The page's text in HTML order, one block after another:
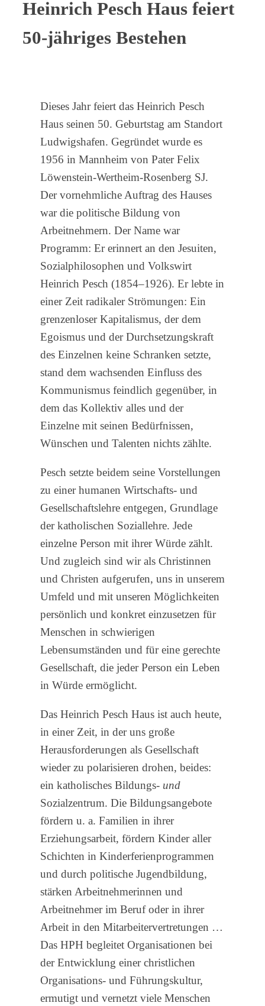
Heinrich Pesch Haus feiert
50-jähriges Bestehen
Dieses Jahr feiert das Heinrich Pesch
Haus seinen 50. Geburtstag am Standort
Ludwigshafen. Gegründet wurde es
1956 in Mannheim von Pater Felix
Löwenstein-Wertheim-Rosenberg SJ.
Der vornehmliche Auftrag des Hauses
war die politische Bildung von
Arbeitnehmern. Der Name war
Programm: Er erinnert an den Jesuiten,
Sozialphilosophen und Volkswirt
Heinrich Pesch (1854–1926). Er lebte in
einer Zeit radikaler Strömungen: Ein
grenzenloser Kapitalismus, der dem
Egoismus und der Durchsetzungskraft
des Einzelnen keine Schranken setzte,
stand dem wachsenden Einfluss des
Kommunismus feindlich gegenüber, in
dem das Kollektiv alles und der
Einzelne mit seinen Bedürfnissen,
Wünschen und Talenten nichts zählte.
Pesch setzte beidem seine Vorstellungen
zu einer humanen Wirtschafts- und
Gesellschaftslehre entgegen, Grundlage
der katholischen Soziallehre. Jede
einzelne Person mit ihrer Würde zählt.
Und zugleich sind wir als Christinnen
und Christen aufgerufen, uns in unserem
Umfeld und mit unseren Möglichkeiten
persönlich und konkret einzusetzen für
Menschen in schwierigen
Lebensumständen und für eine gerechte
Gesellschaft, die jeder Person ein Leben
in Würde ermöglicht.
Das Heinrich Pesch Haus ist auch heute,
in einer Zeit, in der uns große
Herausforderungen als Gesellschaft
wieder zu polarisieren drohen, beides:
ein katholisches Bildungs- und
Sozialzentrum. Die Bildungsangebote
fördern u. a. Familien in ihrer
Erziehungsarbeit, fördern Kinder aller
Schichten in Kinderferienprogrammen
und durch politische Jugendbildung,
stärken Arbeitnehmerinnen und
Arbeitnehmer im Beruf oder in ihrer
Arbeit in den Mitarbeitervertretungen …
Das HPH begleitet Organisationen bei
der Entwicklung einer christlichen
Organisations- und Führungskultur,
ermutigt und vernetzt viele Menschen